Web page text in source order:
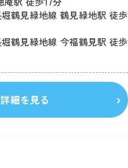
鶴見緑地線 鶴見緑地駅 徒歩
鶴見緑地線 今福鶴見駅 徒歩
詳細を見る